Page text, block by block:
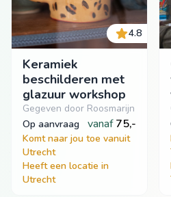
4.8
Keramiek
beschilderen met
glazuur workshop
Gegeven door Roosmarijn
op aanvraag
vanaf 75,-
Komt naar jou toe vanuit
Utrecht
Heeft een locatie in
Utrecht